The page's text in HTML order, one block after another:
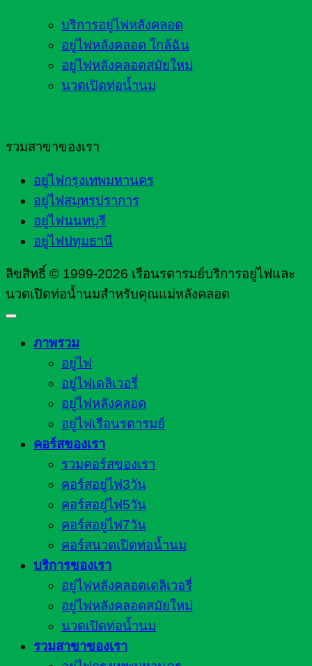
บริการอยู่ไฟหลังคลอด
อยู่ไฟหลังคลอด ใกล้ฉัน
อยู่ไฟหลังคลอดสมัยใหม่
นวดเปิดท่อน้ำนม
รวมสาขาของเรา
อยู่ไฟกรุงเทพมหานคร
อยู่ไฟสมุทรปราการ
อยู่ไฟนนทบุรี
อยู่ไฟปทุมธานี
ลิขสิทธิ์ © 1999-2026 เรือนรดารมย์บริการอยู่ไฟและ
นวดเปิดท่อน้ำนมสำหรับคุณแม่หลังคลอด
ภาพรวม
อยู่ไฟ
อยู่ไฟเดลิเวอรี่
อยู่ไฟหลังคลอด
อยู่ไฟเรือนรดารมย์
คอร์สของเรา
รวมคอร์สของเรา
คอร์สอยู่ไฟ3วัน
คอร์สอยู่ไฟ5วัน
คอร์สอยู่ไฟ7วัน
คอร์สนวดเปิดท่อน้ำนม
บริการของเรา
อยู่ไฟหลังคลอดเดลิเวอรี่
อยู่ไฟหลังคลอดสมัยใหม่
นวดเปิดท่อน้ำนม
รวมสาขาของเรา